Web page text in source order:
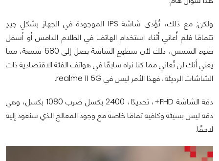
ولكن; مع ذلك، تُؤدي شاشة IPS الموجودة في الجهاز بشكلٍ جيدٍ
تتمامًا فلم أُعاني أثناء استخدام الهاتف في الظلام الدامس أو أسفل
ضوء الشمس، ذلك لأن سطوع الشاشة يصل إلى 680 شمعة، مما
يعني أنك لن تُعاني مما كنا نراه سابقًا في هواتف الفئة الاقتصادية ذات
الشاشات الرديئة، فهذا الأمر ليس في realme 11 5G.
دقة الشاشة FHD+، تحديدًا، 2400 بكسل ضرب 1080 بكسل، وهي
دقة ليس بسيئة وكافية تمامًا خاصةً مع وجود المعالج الذي سنعود إليه
لاحقًا.